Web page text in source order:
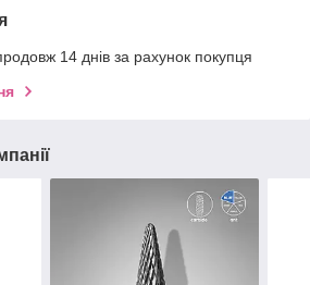
14 днів за рахунок покупця